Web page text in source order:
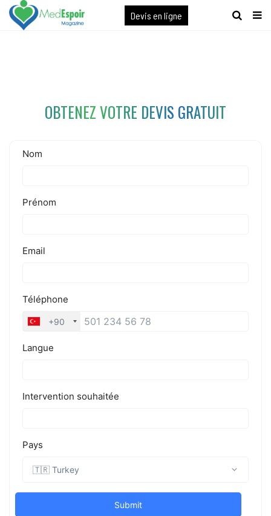
[maxbutton name="devis express"]
Devis en ligne
OBTENEZ VOTRE DEVIS GRATUIT